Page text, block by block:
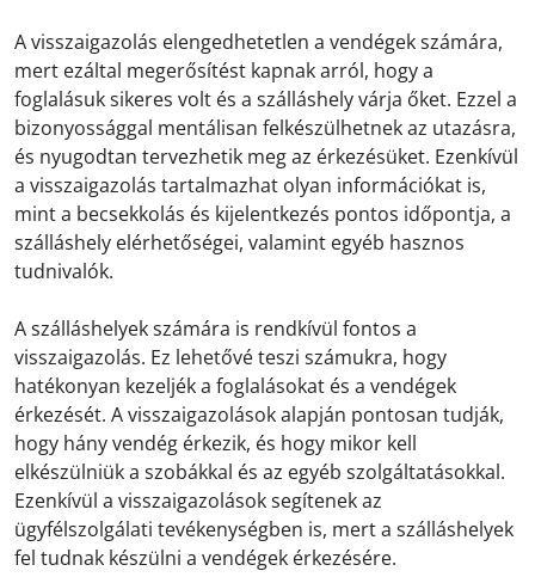
A visszaigazolás elengedhetetlen a vendégek számára,
mert ezáltal megerősítést kapnak arról, hogy a
foglalásuk sikeres volt és a szálláshely várja őket. Ezzel a
bizonyossággal mentálisan felkészülhetnek az utazásra,
és nyugodtan tervezhetik meg az érkezésüket. Ezenkívül
a visszaigazolás tartalmazhat olyan információkat is,
mint a becsekkolás és kijelentkezés pontos időpontja, a
szálláshely elérhetőségei, valamint egyéb hasznos
tudnivalók.
A szálláshelyek számára is rendkívül fontos a
visszaigazolás. Ez lehetővé teszi számukra, hogy
hatékonyan kezeljék a foglalásokat és a vendégek
érkezését. A visszaigazolások alapján pontosan tudják,
hogy hány vendég érkezik, és hogy mikor kell
elkészülniük a szobákkal és az egyéb szolgáltatásokkal.
Ezenkívül a visszaigazolások segítenek az
ügyfélszolgálati tevékenységben is, mert a szálláshelyek
fel tudnak készülni a vendégek érkezésére.